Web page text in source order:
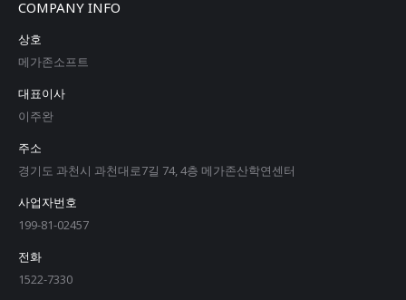
COMPANY INFO
상호
메가존소프트
대표이사
이주완
주소
경기도 과천시 과천대로7길 74, 4층 메가존산학연센터
사업자번호
199-81-02457
전화
1522-7330